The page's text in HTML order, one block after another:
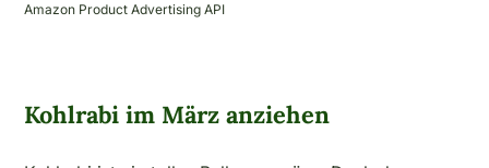
Amazon Product Advertising API
Kohlrabi im März anziehen